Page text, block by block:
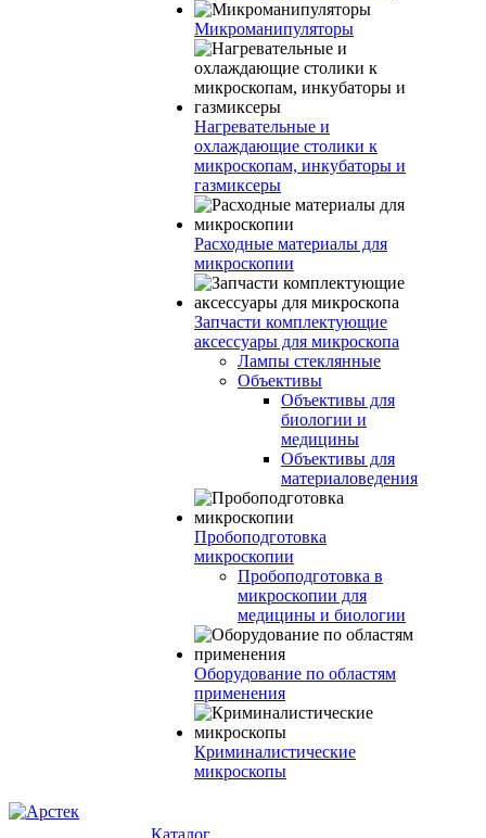
Микроманипуляторы
Нагревательные и
охлаждающие столики к
микроскопам, инкубаторы и
газмиксеры
Расходные материалы для
микроскопии
Запчасти комплектующие
аксессуары для микроскопа
Лампы стеклянные
Объективы
Объективы для
биологии и
медицины
Объективы для
материаловедения
Пробоподготовка
микроскопии
Пробоподготовка в
микроскопии для
медицины и биологии
Оборудование по областям
применения
Криминалистические
микроскопы
Каталог